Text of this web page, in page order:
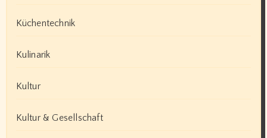
Küchentechnik
Kulinarik
Kultur
Kultur & Gesellschaft